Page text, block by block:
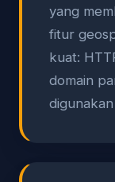
yang
fitur
kuat:
domain